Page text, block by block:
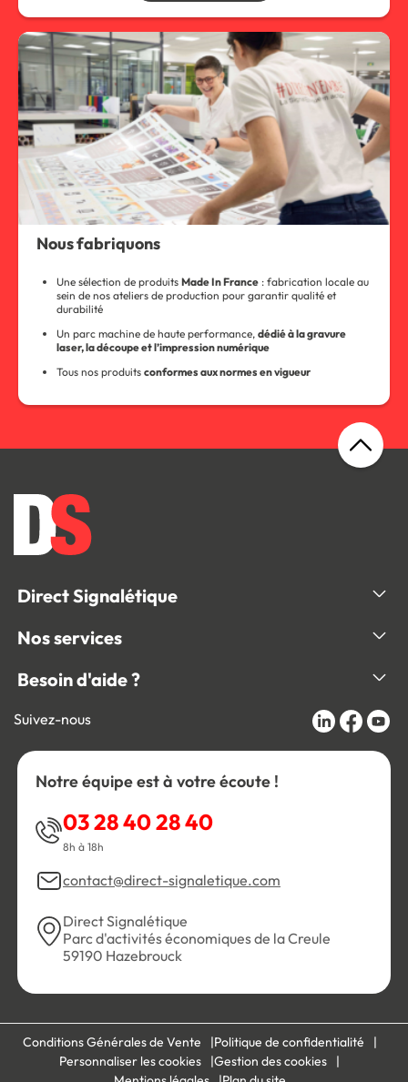
Nous fabriquons
Une sélection de produits Made In France : fabrication locale au
sein de nos ateliers de production pour garantir qualité et
durabilité
Un parc machine de haute performance, dédié à la gravure
laser, la découpe et l’impression numérique
Tous nos produits conformes aux normes en vigueur
Direct Signalétique
Nos services
Besoin d'aide ?
Suivez-nous
Notre équipe est à votre écoute !
03 28 40 28 40
8h à 18h
contact@direct-signaletique.com
Direct Signalétique
Parc d'activités économiques de la Creule
59190 Hazebrouck
Conditions Générales de Vente
Politique de confidentialité
Personnaliser les cookies
Gestion des cookies